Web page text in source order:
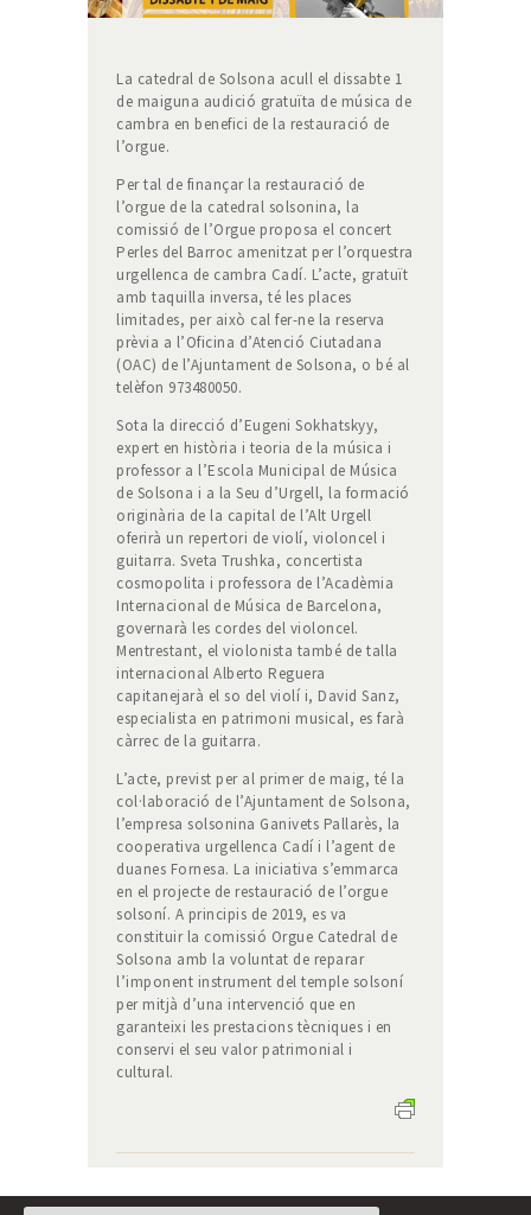
La catedral de Solsona acull el dissabte 1
de maiguna audició gratuïta de música de
cambra en benefici de la restauració de
l’orgue.
Per tal de finançar la restauració de
l’orgue de la catedral solsonina, la
comissió de l’Orgue proposa el concert
Perles del Barroc amenitzat per l’orquestra
urgellenca de cambra Cadí. L’acte, gratuït
amb taquilla inversa, té les places
limitades, per això cal fer-ne la reserva
prèvia a l’Oficina d’Atenció Ciutadana
(OAC) de l’Ajuntament de Solsona, o bé al
telèfon 973480050.
Sota la direcció d’Eugeni Sokhatskyy,
expert en història i teoria de la música i
professor a l’Escola Municipal de Música
de Solsona i a la Seu d’Urgell, la formació
originària de la capital de l’Alt Urgell
oferirà un repertori de violí, violoncel i
guitarra. Sveta Trushka, concertista
cosmopolita i professora de l’Acadèmia
Internacional de Música de Barcelona,
governarà les cordes del violoncel.
Mentrestant, el violonista també de talla
internacional Alberto Reguera
capitanejarà el so del violí i, David Sanz,
especialista en patrimoni musical, es farà
càrrec de la guitarra.
L’acte, previst per al primer de maig, té la
col·laboració de l’Ajuntament de Solsona,
l’empresa solsonina Ganivets Pallarès, la
cooperativa urgellenca Cadí i l’agent de
duanes Fornesa. La iniciativa s’emmarca
en el projecte de restauració de l’orgue
solsoní. A principis de 2019, es va
constituir la comissió Orgue Catedral de
Solsona amb la voluntat de reparar
l’imponent instrument del temple solsoní
per mitjà d’una intervenció que en
garanteixi les prestacions tècniques i en
conservi el seu valor patrimonial i
cultural.